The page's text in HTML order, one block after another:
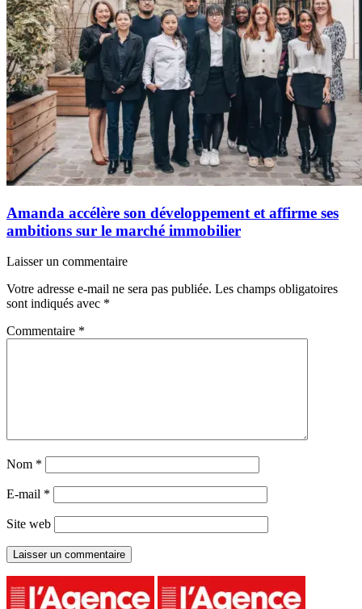
Amanda accélère son développement et affirme ses
ambitions sur le marché immobilier
Laisser un commentaire
Votre adresse e-mail ne sera pas publiée. Les champs obligatoires
sont indiqués avec *
Commentaire *
Nom *
E-mail *
Site web